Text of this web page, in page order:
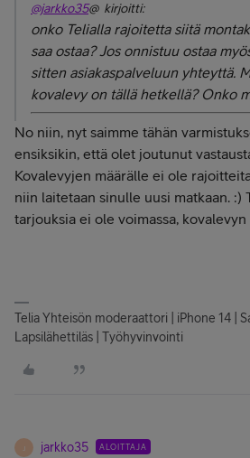
@jarkko35@ kirjoitti:
onko Telialla rajoitetta siitä
saa ostaa? Jos onnistuu ostaa
sitten asiakaspalveluun yhteyttä.
kovalevy on tällä hetkellä? Onko
No niin, nyt saimme tähän
ensiksikin, että olet joutunut
Kovalevyjen määrälle ei ole
niin laitetaan sinulle uusi matkaan. :)
tarjouksia ei ole voimassa,
Telia Yhteisön moderaattori | iPhone 14 |
Lapsilähettiläs | Työhyvinvointi
J jarkko35 ALOITTAJA